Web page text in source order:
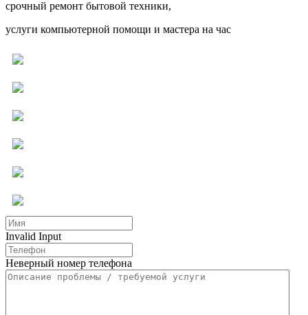
срочный ремонт бытовой техники,
услуги компьютерной помощи и мастера на час
Invalid Input
Неверный номер телефона